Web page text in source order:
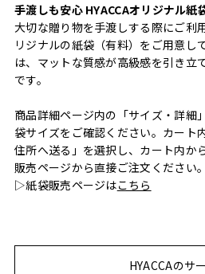
手渡しも安心 HYACCAオリジナル紙
大切な贈り物を手渡しする際にご利
リジナルの紙袋（有料）をご用意し
は、マットな質感が高級感を引き立
です。
商品詳細ページ内の「サイズ・詳細
袋サイズをご確認ください。カート
住所へ送る」を選択し、カート内か
販売ページから直接ご注文ください。
▷紙袋販売ページはこちら
HYACCAのサ